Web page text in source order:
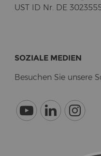
UST ID Nr. DE
SO­ZIA­LE ME­DI­EN
Be­su­chen Sie un­se­re